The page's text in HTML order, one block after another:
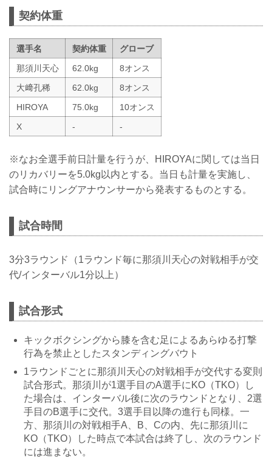
契約体重
選手名 契約体重
グローブ
那須川天心
62.0kg
8オンス
大﨑孔稀
62.0kg
8オンス
HIROYA
75.0kg
10オンス
X
- -
※なお全選手前日計量を行うが、HIROYAに関しては当日
のリカバリーを5.0kg以内とする。当日も計量を実施し、
試合時にリングアナウンサーから発表するものとする。
試合時間
3分3ラウンド（1ラウンド毎に那須川天心の対戦相手が交
代/インターバル1分以上）
試合形式
キックボクシングから膝を含む足によるあらゆる打撃
行為を禁止としたスタンディングバウト
1ラウンドごとに那須川天心の対戦相手が交代する変則
試合形式。那須川が1選手目のA選手にKO（TKO）し
た場合は、インターバル後に次のラウンドとなり、2選
手目のB選手に交代。3選手目以降の進行も同様。一
方、那須川の対戦相手A、B、Cの内、先に那須川に
KO（TKO）した時点で本試合は終了し、次のラウンド
には進まない。